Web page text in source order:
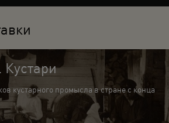
Кустари
кустарного промысла в стране с конца